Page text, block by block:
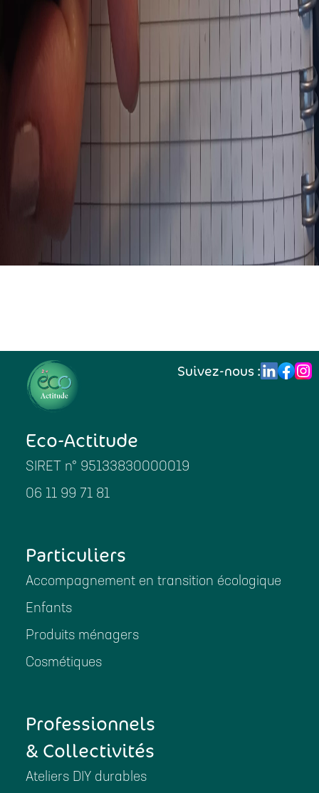
Eco-Actitude
SIRET n° 95133830000019
06 11 99 71 81
Particuliers
Accompagnement en transition écologique
Enfants
Produits ménagers
Cosmétiques
Professionnels
& Collectivités
Ateliers DIY durables
Suivez-nous :